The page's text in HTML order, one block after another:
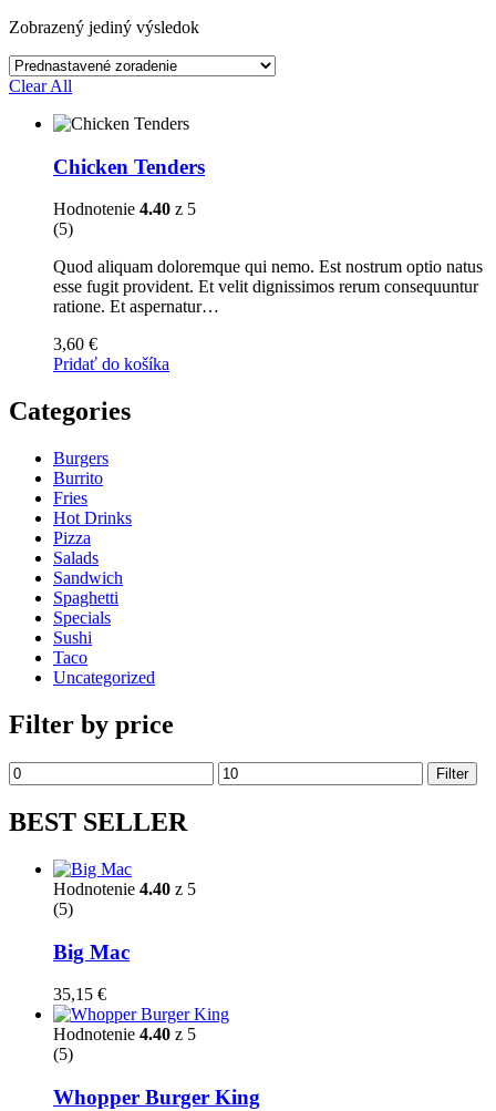
Zobrazený jediný výsledok
Clear All
Chicken Tenders
Hodnotenie 4.40 z 5
(5)
Quod aliquam doloremque qui nemo. Est nostrum optio natus
esse fugit provident. Et velit dignissimos rerum consequuntur
ratione. Et aspernatur…
3,60 €
Pridať do košíka
Categories
Burgers
Burrito
Fries
Hot Drinks
Pizza
Salads
Sandwich
Spaghetti
Specials
Sushi
Taco
Uncategorized
Filter by price
Minimálna
cena
Maximálna
cena
Filter
BEST SELLER
Hodnotenie 4.40 z 5
(5)
Big Mac
35,15 €
Hodnotenie 4.40 z 5
(5)
Whopper Burger King